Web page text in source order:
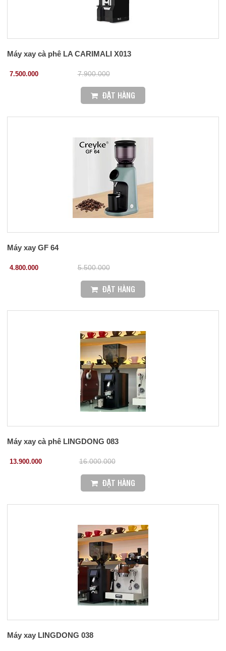
Máy xay cà phê LA CARIMALI X013
7.500.000 7.900.000
ĐẶT HÀNG
Máy xay GF 64
4.800.000 5.500.000
ĐẶT HÀNG
Máy xay cà phê LINGDONG 083
13.900.000 16.000.000
ĐẶT HÀNG
Máy xay LINGDONG 038